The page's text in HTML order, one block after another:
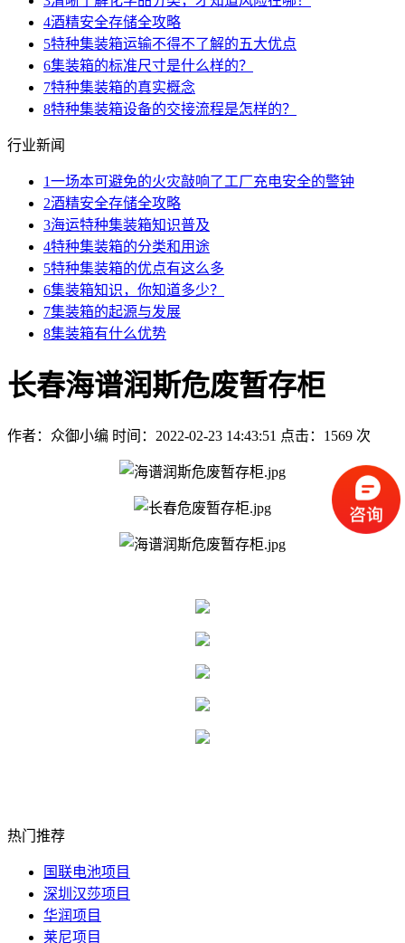
4酒精安全存储全攻略
5特种集装箱运输不得不了解的五大优点
6集装箱的标准尺寸是什么样的？
7特种集装箱的真实概念
8特种集装箱设备的交接流程是怎样的？
行业新闻
1一场本可避免的火灾敲响了工厂充电安全的警钟
2酒精安全存储全攻略
3海运特种集装箱知识普及
4特种集装箱的分类和用途
5特种集装箱的优点有这么多
6集装箱知识，你知道多少？
7集装箱的起源与发展
8集装箱有什么优势
长春海谱润斯危废暂存柜
作者：众御小编 时间：2022-02-23 14:43:51 点击：1569 次
热门推荐
国联电池项目
深圳汉莎项目
华润项目
莱尼项目